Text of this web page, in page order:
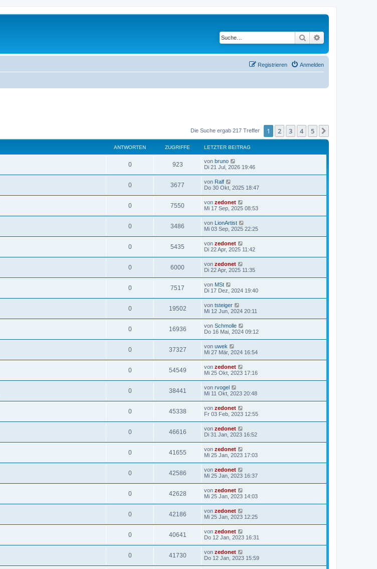
Suche
Anmelden
Registrieren
Die Suche ergab 217 Treffer 1 2 3 4 5
ANTWORTEN ZUGRIFFE LETZTER BEITRAG
0 923 von bruno
Di 21 Jul, 2026 19:46
0 3677 von Ralf
Do 30 Okt, 2025 18:47
0 7550 von zedonet
Mi 17 Sep, 2025 08:53
0 3486 von LionArtist
Mi 03 Sep, 2025 22:25
0 5435 von zedonet
Di 22 Apr, 2025 11:42
0 6000 von zedonet
Di 22 Apr, 2025 11:35
0 7517 von MSt
Di 17 Dez, 2024 19:40
0 19502 von tsteiger
Mi 12 Jun, 2024 20:11
0 16936 von Schmolle
Do 16 Mai, 2024 09:12
0 37327 von uwek
Mi 27 Mär, 2024 16:54
0 54549 von zedonet
Mi 25 Okt, 2023 17:16
0 38441 von rvogel
Mi 11 Okt, 2023 20:48
0 45338 von zedonet
Fr 03 Feb, 2023 12:55
0 46616 von zedonet
Di 31 Jan, 2023 16:52
0 41655 von zedonet
Mi 25 Jan, 2023 17:03
0 42586 von zedonet
Mi 25 Jan, 2023 16:37
0 42628 von zedonet
Mi 25 Jan, 2023 14:03
0 42186 von zedonet
Mi 25 Jan, 2023 12:25
0 40641 von zedonet
Do 12 Jan, 2023 16:31
0 41730 von zedonet
Do 12 Jan, 2023 15:59